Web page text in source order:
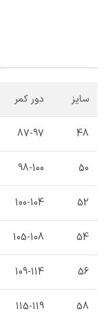
سایز دور کمر
48
87-97
50
98-100
52
100-104
54
105-108
56
109-114
58
115-119